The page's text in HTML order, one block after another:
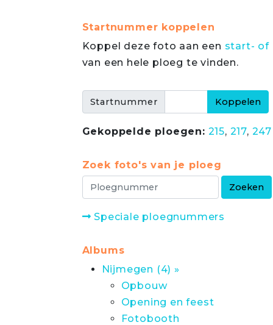
Startnummer koppelen
Koppel deze foto aan een start- of
van een hele ploeg te vinden.
Startnummer
Gekoppelde ploegen: 215, 217, 247
Zoek foto's van je ploeg
Speciale ploegnummers
Albums
Nijmegen (4) »
Opbouw
Opening en feest
Fotobooth